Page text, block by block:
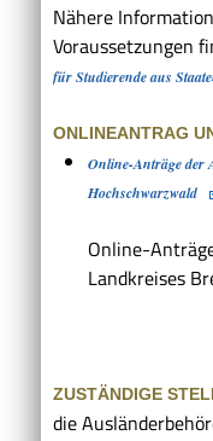
Nähere
Voraussetzungen
für Studierende aus
ONLINEANTRAG
Online-Anträge der
Hochschwarzwald
Online-
Landkreises
ZUSTÄNDIGE
die